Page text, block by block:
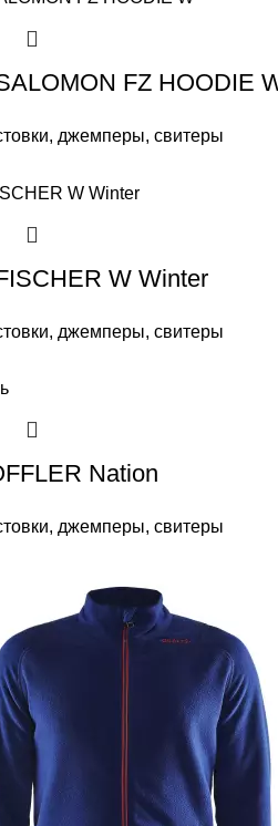
FZ HOODIE
джемперы, свитеры
W Winter
джемперы, свитеры
Nation
джемперы, свитеры